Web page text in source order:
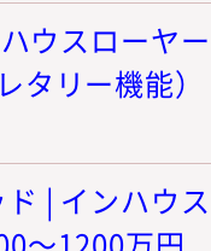
ウスローヤ
タリー機能
| インハウ